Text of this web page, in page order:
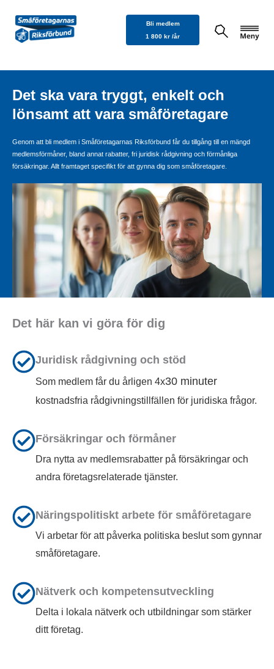
innehåll
Bli medlem
1 800 kr /år
Det ska vara tryggt, enkelt och
lönsamt att vara småföretagare
Genom att bli medlem i Småföretagarnas Riksförbund får du tillgång till en mängd
medlemsförmåner, bland annat rabatter, fri juridisk rådgivning och förmånliga
försäkringar. Allt framtaget specifikt för att gynna dig som småföretagare.
Det här kan vi göra för dig
Juridisk rådgivning och stöd
Som medlem får du årligen 4x30 minuter
kostnadsfria rådgivningstillfällen för juridiska frågor.
Försäkringar och förmåner
Dra nytta av medlemsrabatter på försäkringar och
andra företagsrelaterade tjänster.
Näringspolitiskt arbete för småföretagare
Vi arbetar för att påverka politiska beslut som gynnar
småföretagare.
Nätverk och kompetensutveckling
Delta i lokala nätverk och utbildningar som stärker
ditt företag.